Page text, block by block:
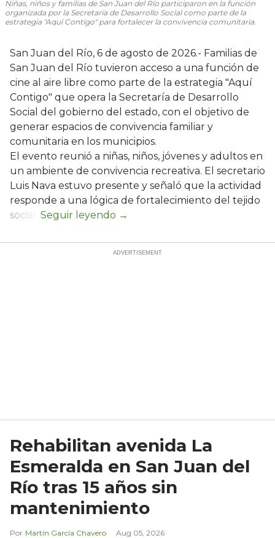
Niñas, niños y familias de San Juan del Río participaron en la función
organizada por la Secretaría de Desarrollo Social como parte de la
estrategia "Aquí Contigo" para fortalecer la convivencia comunitaria.
San Juan del Río, 6 de agosto de 2026.- Familias de
San Juan del Río tuvieron acceso a una función de
cine al aire libre como parte de la estrategia "Aquí
Contigo" que opera la Secretaría de Desarrollo
Social del gobierno del estado, con el objetivo de
generar espacios de convivencia familiar y
comunitaria en los municipios.
El evento reunió a niñas, niños, jóvenes y adultos en
un ambiente de convivencia recreativa. El secretario
Luis Nava estuvo presente y señaló que la actividad
responde a una lógica de fortalecimiento del tejido
social:
Rehabilitan avenida La
Esmeralda en San Juan del
Río tras 15 años sin
mantenimiento
Martín García Chavero Aug 05, 2026